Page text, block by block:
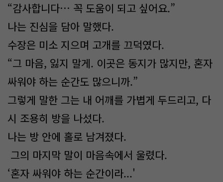
“감사합니다… 꼭 도움이 되고 싶어요.”
나는 진심을 담아 말했다.
수장은 미소 지으며 고개를 끄덕였다.
“그 마음, 잃지 말게. 이곳은 동지가 많지만, 혼자
싸워야 하는 순간도 많으니까.”
그렇게 말한 그는 내 어깨를 가볍게 두드리고, 다
시 조용히 방을 나섰다.
나는 방 안에 홀로 남겨졌다.
그의 마지막 말이 마음속에서 울렸다.
‘혼자 싸워야 하는 순간이라...'